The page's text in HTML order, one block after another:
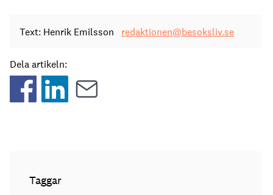
Text: Henrik Emilsson redaktionen@besoksliv.se
Dela artikeln:
Taggar